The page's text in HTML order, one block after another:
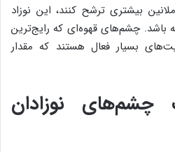
بیشتری ترشح کنند، این نوزاد
چشم‌های قهوه‌ای که رایج‌ترین
بسیار فعال هستند که مقدار
نوزادان